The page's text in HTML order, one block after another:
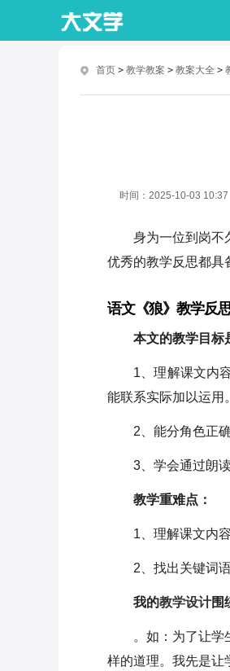
首页 > 教学教案 > 教案大全 >
时间： 2025-10-03 10:37
身为一位到岗不
优秀的教学反思都具
语文《狼》教学反
本文的教学目标
1、理解课文内
能联系实际加以运用。
2、能分角色正
3、学会通过朗
教学重难点：
1、理解课文内
2、找出关键词
我的教学设计围
。如：为了让
样的道理。我先是让